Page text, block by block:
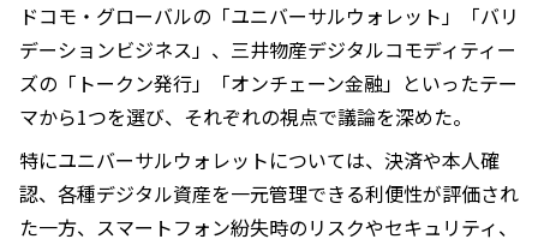
ドコモ・グローバルの「ユニバーサルウォレット」「バリ
デーションビジネス」、三井物産デジタルコモディティー
ズの「トークン発行」「オンチェーン金融」といったテー
マから1つを選び、それぞれの視点で議論を深めた。
特にユニバーサルウォレットについては、決済や本人確
認、各種デジタル資産を一元管理できる利便性が評価され
た一方、スマートフォン紛失時のリスクやセキュリティ、